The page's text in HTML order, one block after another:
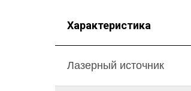
Характеристика
Лазерный источник